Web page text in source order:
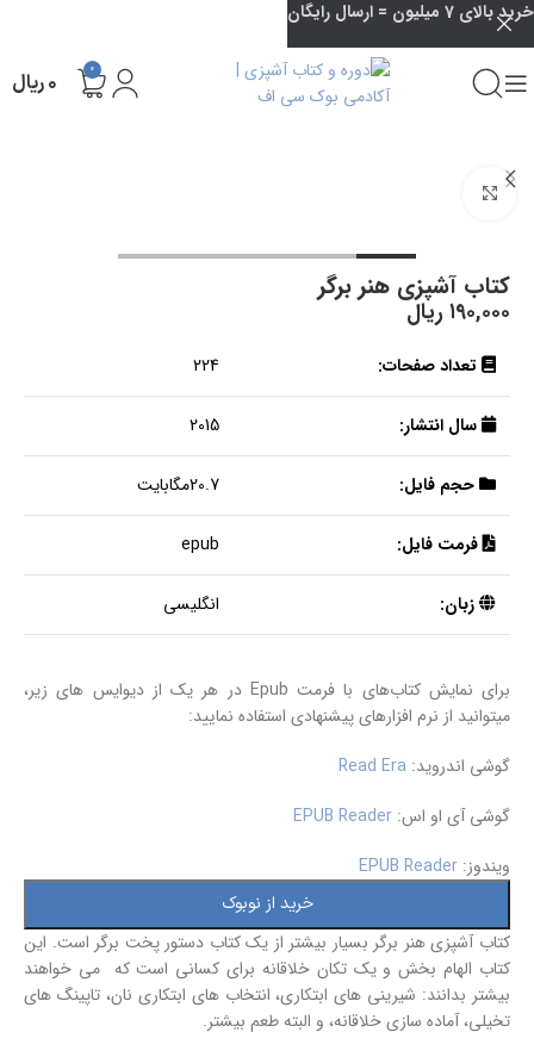
0 ۰ریال
کتاب آشپزی هنر برگر
۱۹۰,۰۰۰ ریال
تعداد صفحات: 224
سال انتشار: 2015
حجم فایل: 20.7مگابایت
فرمت فایل: epub
زبان: انگلیسی
برای نمایش کتاب‌های با فرمت Epub در هر یک از دیوایس های زیر،
میتوانید از نرم افزارهای پیشنهادی استفاده نمایید:
گوشی اندروید: Read Era
گوشی آی او اس: EPUB Reader
ویندوز: EPUB Reader
خرید از نوبوک
کتاب آشپزی هنر برگر بسیار بیشتر از یک کتاب دستور پخت برگر است. این
کتاب الهام بخش و یک تکان خلاقانه برای کسانی است که می خواهند
بیشتر بدانند: شیرینی های ابتکاری، انتخاب های ابتکاری نان، تاپینگ های
تخیلی، آماده سازی خلاقانه، و البته طعم بیشتر.
خرید بالای 7 میلیون = ارسال رایگان